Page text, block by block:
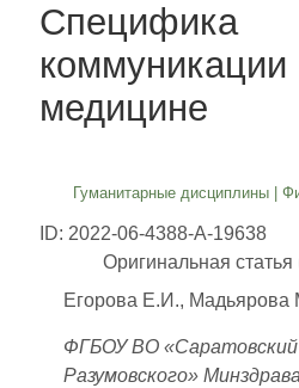
Специфика
коммуникации
медицине
Гуманитарные дисциплины |
ID: 2022-06-4388-A-19638
Оригинальная статья
Егорова Е.И., Мадьярова
ФГБОУ ВО
Разумовского»